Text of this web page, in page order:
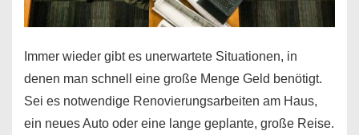
Immer wieder gibt es unerwartete Situationen, in
denen man schnell eine große Menge Geld benötigt.
Sei es notwendige Renovierungsarbeiten am Haus,
ein neues Auto oder eine lange geplante, große Reise.